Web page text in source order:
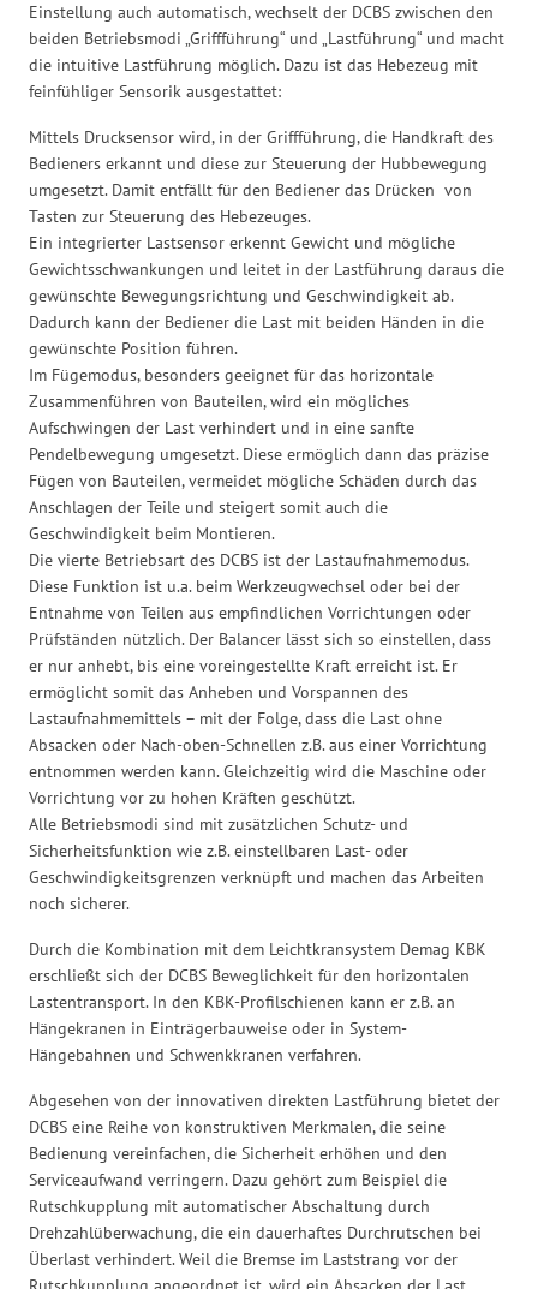
Einstellung auch automatisch, wechselt der DCBS zwischen den
beiden Betriebsmodi „Griffführung“ und „Lastführung“ und macht
die intuitive Lastführung möglich. Dazu ist das Hebezeug mit
feinfühliger Sensorik ausgestattet:
Mittels Drucksensor wird, in der Griffführung, die Handkraft des
Bedieners erkannt und diese zur Steuerung der Hubbewegung
umgesetzt. Damit entfällt für den Bediener das Drücken von
Tasten zur Steuerung des Hebezeuges.
Ein integrierter Lastsensor erkennt Gewicht und mögliche
Gewichtsschwankungen und leitet in der Lastführung daraus die
gewünschte Bewegungsrichtung und Geschwindigkeit ab.
Dadurch kann der Bediener die Last mit beiden Händen in die
gewünschte Position führen.
Im Fügemodus, besonders geeignet für das horizontale
Zusammenführen von Bauteilen, wird ein mögliches
Aufschwingen der Last verhindert und in eine sanfte
Pendelbewegung umgesetzt. Diese ermöglich dann das präzise
Fügen von Bauteilen, vermeidet mögliche Schäden durch das
Anschlagen der Teile und steigert somit auch die
Geschwindigkeit beim Montieren.
Die vierte Betriebsart des DCBS ist der Lastaufnahmemodus.
Diese Funktion ist u.a. beim Werkzeugwechsel oder bei der
Entnahme von Teilen aus empfindlichen Vorrichtungen oder
Prüfständen nützlich. Der Balancer lässt sich so einstellen, dass
er nur anhebt, bis eine voreingestellte Kraft erreicht ist. Er
ermöglicht somit das Anheben und Vorspannen des
Lastaufnahmemittels – mit der Folge, dass die Last ohne
Absacken oder Nach-oben-Schnellen z.B. aus einer Vorrichtung
entnommen werden kann. Gleichzeitig wird die Maschine oder
Vorrichtung vor zu hohen Kräften geschützt.
Alle Betriebsmodi sind mit zusätzlichen Schutz- und
Sicherheitsfunktion wie z.B. einstellbaren Last- oder
Geschwindigkeitsgrenzen verknüpft und machen das Arbeiten
noch sicherer.
Durch die Kombination mit dem Leichtkransystem Demag KBK
erschließt sich der DCBS Beweglichkeit für den horizontalen
Lastentransport. In den KBK-Profilschienen kann er z.B. an
Hängekranen in Einträgerbauweise oder in System-
Hängebahnen und Schwenkkranen verfahren.
Abgesehen von der innovativen direkten Lastführung bietet der
DCBS eine Reihe von konstruktiven Merkmalen, die seine
Bedienung vereinfachen, die Sicherheit erhöhen und den
Serviceaufwand verringern. Dazu gehört zum Beispiel die
Rutschkupplung mit automatischer Abschaltung durch
Drehzahlüberwachung, die ein dauerhaftes Durchrutschen bei
Überlast verhindert. Weil die Bremse im Laststrang vor der